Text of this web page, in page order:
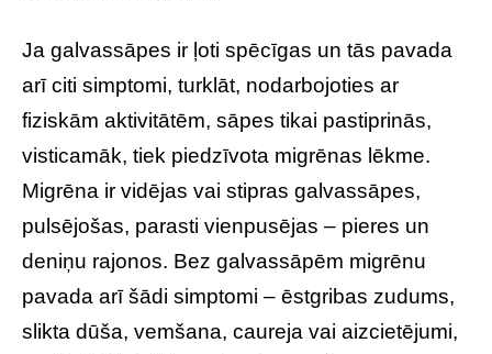
Ja galvassāpes ir ļoti spēcīgas un tās pavada
arī citi simptomi, turklāt, nodarbojoties ar
fiziskām aktivitātēm, sāpes tikai pastiprinās,
visticamāk, tiek piedzīvota migrēnas lēkme.
Migrēna ir vidējas vai stipras galvassāpes,
pulsējošas, parasti vienpusējas – pieres un
deniņu rajonos. Bez galvassāpēm migrēnu
pavada arī šādi simptomi – ēstgribas zudums,
slikta dūša, vemšana, caureja vai aizcietējumi,